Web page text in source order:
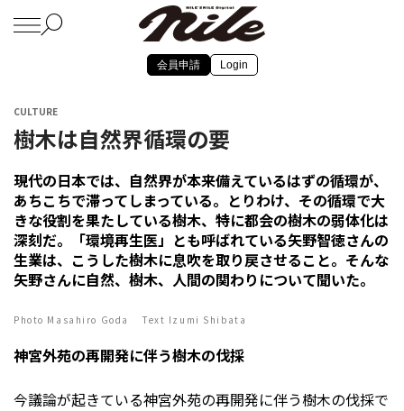
会員申請 Login
CULTURE
樹木は自然界循環の要
現代の日本では、自然界が本来備えているはずの循環が、
あちこちで滞ってしまっている。とりわけ、その循環で大
きな役割を果たしている樹木、特に都会の樹木の弱体化は
深刻だ。「環境再生医」とも呼ばれている矢野智徳さんの
生業は、こうした樹木に息吹を取り戻させること。そんな
矢野さんに自然、樹木、人間の関わりについて聞いた。
Photo Masahiro Goda Text Izumi Shibata
神宮外苑の再開発に伴う樹木の伐採
今議論が起きている神宮外苑の再開発に伴う樹木の伐採で